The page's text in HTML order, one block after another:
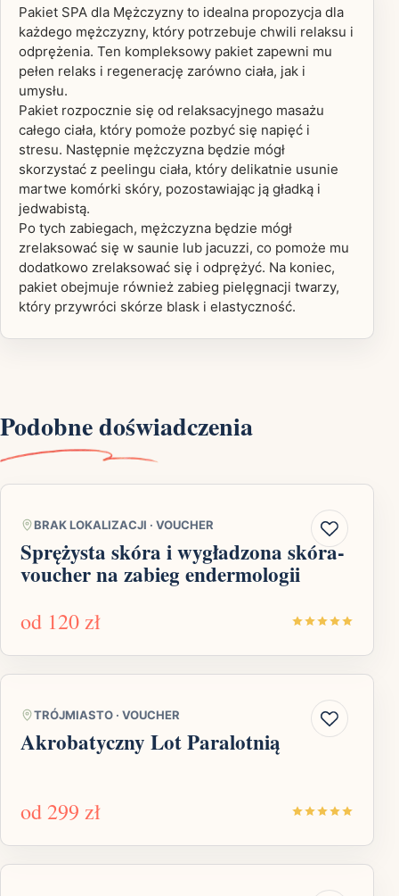
Pakiet SPA dla Mężczyzny to idealna propozycja dla
każdego mężczyzny, który potrzebuje chwili relaksu i
odprężenia. Ten kompleksowy pakiet zapewni mu
pełen relaks i regenerację zarówno ciała, jak i
umysłu.
Pakiet rozpocznie się od relaksacyjnego masażu
całego ciała, który pomoże pozbyć się napięć i
stresu. Następnie mężczyzna będzie mógł
skorzystać z peelingu ciała, który delikatnie usunie
martwe komórki skóry, pozostawiając ją gładką i
jedwabistą.
Po tych zabiegach, mężczyzna będzie mógł
zrelaksować się w saunie lub jacuzzi, co pomoże mu
dodatkowo zrelaksować się i odprężyć. Na koniec,
pakiet obejmuje również zabieg pielęgnacji twarzy,
który przywróci skórze blask i elastyczność.
Podobne doświadczenia
BRAK LOKALIZACJI · VOUCHER
Sprężysta skóra i wygładzona skóra-
voucher na zabieg endermologii
od 120 zł
TRÓJMIASTO · VOUCHER
Akrobatyczny Lot Paralotnią
od 299 zł